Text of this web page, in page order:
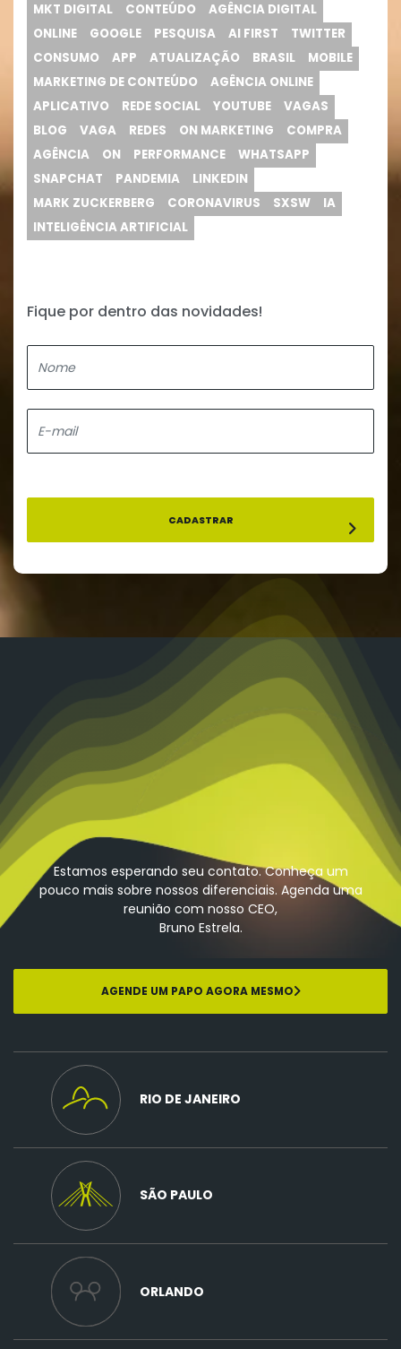
MKT DIGITAL
CONTEÚDO
AGÊNCIA DIGITAL
ONLINE
GOOGLE PESQUISA AI FIRST
TWITTER
CONSUMO
APP ATUALIZAÇÃO BRASIL
MOBILE
MARKETING DE CONTEÚDO
AGÊNCIA ONLINE
APLICATIVO
REDE SOCIAL YOUTUBE
VAGAS
BLOG
VAGA REDES ON MARKETING
COMPRA
AGÊNCIA
ON PERFORMANCE
WHATSAPP
SNAPCHAT
PANDEMIA
LINKEDIN
MARK ZUCKERBERG
CORONAVIRUS SXSW
IA
INTELIGÊNCIA ARTIFICIAL
Fique por dentro das novidades!
Estamos esperando seu contato. Conheça um
pouco mais sobre nossos diferenciais. Agenda uma
reunião com nosso CEO,
Bruno Estrela.
AGENDE UM PAPO AGORA MESMO
RIO DE JANEIRO
SÃO PAULO
ORLANDO